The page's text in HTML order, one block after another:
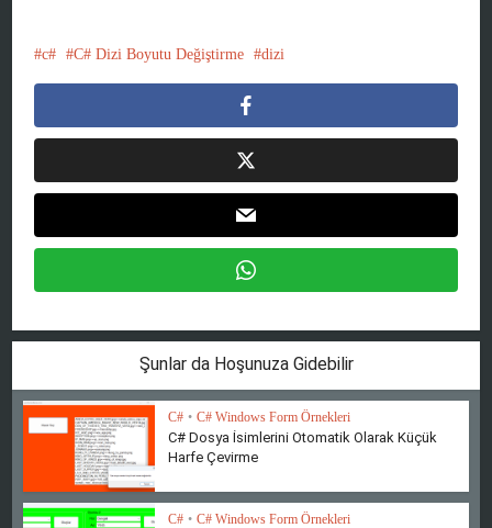
c# C# Dizi Boyutu Değiştirme dizi
Şunlar da Hoşunuza Gidebilir
C# • C# Windows Form Örnekleri
C# Dosya İsimlerini Otomatik Olarak Küçük
Harfe Çevirme
C# • C# Windows Form Örnekleri